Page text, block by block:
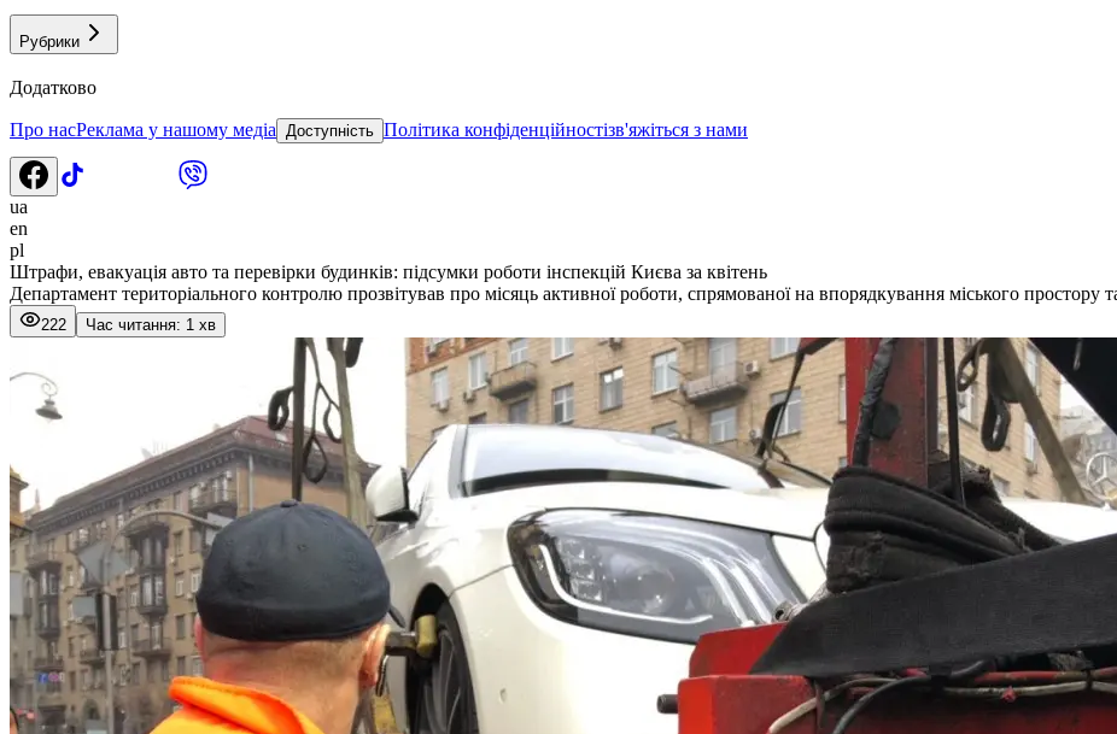
Рубрики
Додатково
Про насРеклама у нашому медіа Доступність Політика конфіденційностізв'яжіться з нами
ua
en
pl
Штрафи, евакуація авто та перевірки будинків: підсумки роботи інспекцій Києва за квітень
Департамент територіального контролю прозвітував про місяць активної роботи, спрямованої на впорядкування міського простору
222 Час читання: 1 хв